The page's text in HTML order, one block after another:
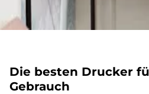
Die besten Drucker
Gebrauch